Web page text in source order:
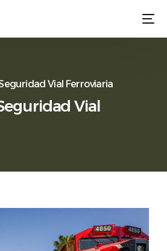
Vial Ferroviaria
Vial